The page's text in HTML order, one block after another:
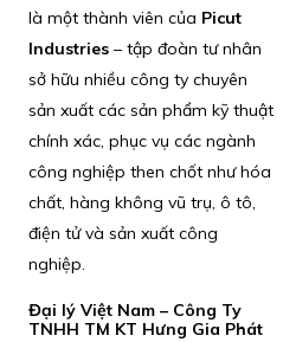
là một thành viên của Picut
Industries– tập đoàn tư nhân
sở hữu nhiều công ty chuyên
sản xuất các sản phẩm kỹ thuật
chính xác, phục vụ các ngành
công nghiệp then chốt như hóa
chất, hàng không vũ trụ, ô tô,
điện tử và sản xuất công
nghiệp.
Đại lý Việt Nam – Công Ty
TNHH TM KT Hưng Gia Phát